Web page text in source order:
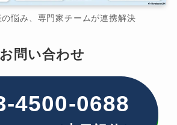
悩み、専門家チームが連携解決
お問い合わせ
4500-0688